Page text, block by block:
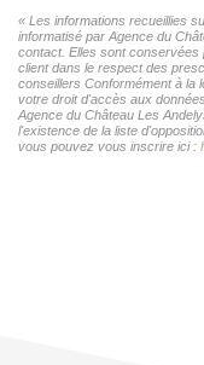
« Les informations recueillies
informatisé par Agence du
contact. Elles sont conservées
client dans le respect des
conseillers Conformément à la
votre droit d'accès aux
Agence du Château Les
l'existence de la liste
vous pouvez vous inscrire ici :